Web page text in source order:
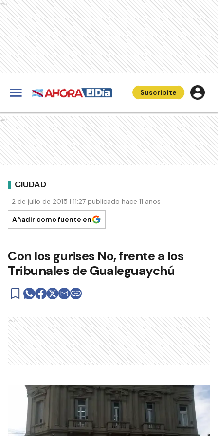
Ads
Suscribite
Ads
CIUDAD
2 de julio de 2015 | 11:27 publicado hace 11 años
Añadir como fuente en
Con los gurises No, frente a los
Tribunales de Gualeguaychú
Ads